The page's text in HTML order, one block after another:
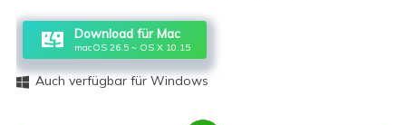
Download für Mac
macOS 26.5 ~ OS X 10.15
 Auch verfügbar für Windows